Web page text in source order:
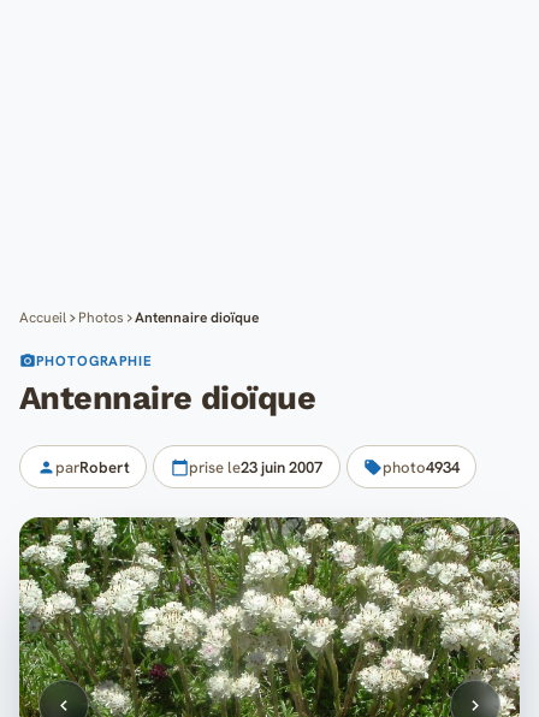
Accueil Photos Antennaire dioïque
PHOTOGRAPHIE
Antennaire dioïque
parRobert prise le23 juin 2007 photo4934